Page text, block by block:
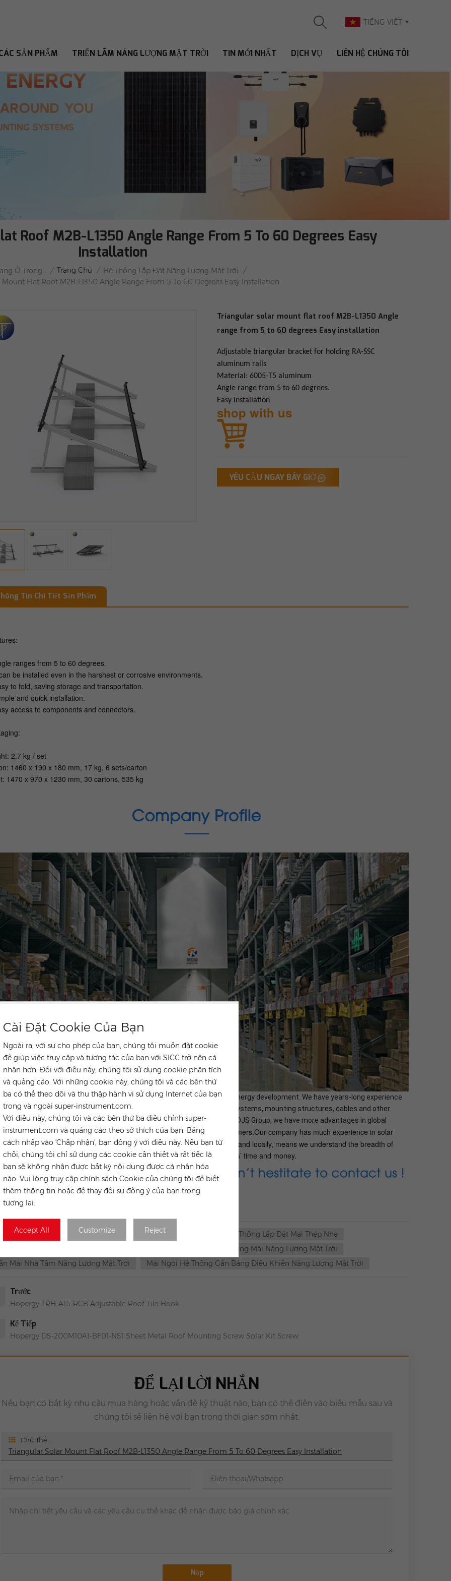
Cài Đặt Cookie Của Bạn
Ngoài ra, với sự cho phép của bạn, chúng tôi muốn đặt cookie
để giúp việc truy cập và tương tác của bạn với SICC trở nên cá
nhân hơn. Đối với điều này, chúng tôi sử dụng cookie phân tích
và quảng cáo. Với những cookie này, chúng tôi và các bên thứ
ba có thể theo dõi và thu thập hành vi sử dụng Internet của bạn
trong và ngoài super-instrument.com.
Với điều này, chúng tôi và các bên thứ ba điều chỉnh super-
instrument.com và quảng cáo theo sở thích của bạn. Bằng
cách nhấp vào 'Chấp nhận', bạn đồng ý với điều này. Nếu bạn từ
chối, chúng tôi chỉ sử dụng các cookie cần thiết và rất tiếc là
bạn sẽ không nhận được bất kỳ nội dung được cá nhân hóa
nào. Vui lòng truy cập chính sách Cookie của chúng tôi để biết
thêm thông tin hoặc để thay đổi sự đồng ý của bạn trong
tương lai.
Accept All Customize Reject
TIẾNG VIỆT
SẢN PHẨM TRIỂN LÃM NĂNG LƯỢNG MẶT TRỜI TIN MỚI NHẤT DỊCH VỤ LIÊN HỆ CHÚNG TÔI
Roof M2B-L1350 Angle Range From 5 To 60 Degrees Easy
Installation
Ở Trong : / Trang Chủ / Hệ Thống Lắp Đặt Năng Lượng Mặt Trời
/
Flat Roof M2B-L1350 Angle Range From 5 To 60 Degrees Easy Installation
Triangular solar mount flat roof M2B-L1350 Angle
range from 5 to 60 degrees Easy installation
Adjustable triangular bracket for holding RA-SSC
aluminum rails
Material: 6005-T5 aluminum
Angle range from 5 to 60 degrees.
Easy installation
shop with us
YÊU CẦU NGAY BÂY GIỜ
Tin Chi Tiết Sản Phẩm
ranges from 5 to 60 degrees.
be installed even in the harshest or corrosive environments.
to fold, saving storage and transportation.
and quick installation.
access to components and connectors.
2.7 kg / set
1460 x 190 x 180 mm, 17 kg, 6 sets/carton
1470 x 970 x 1230 mm, 30 cartons, 535 kg
Energy we are proud to play an important part in the global solar energy development. We have years-long experience
distribution and supply chain of solar panels, inverters, energy storage systems, mounting structures, cables and other
for photovoltaics. Utilizing the strength of our parent company - DJS Group, we have more advantages in global
supply chain, localized warehousing, technical service for global customers.Our company has much experience in solar
EPC,O&M and solar plants investment. Our expertise are both globally and locally, means we understand the breadth of
that solar installers face, from which we can help save the customers’ time and money.
NÓNG : Hệ Thống Lắp Đặt Mái Nhà Năng Lượng Mặt Trời
Hệ Thống Lắp Đặt Mái Thép Nhẹ
Khung Mái Năng Lượng Mặt Trời
Mái Nhà Tấm Năng Lượng Mặt Trời
Mái Ngói Hệ Thống Gắn Bảng Điều Khiển Năng Lượng Mặt Trời
Trước
Hopergy TRH-A15-RCB Adjustable Roof Tile Hook
Kế Tiếp
Hopergy DS-200M10A1-BF01-NS1 Sheet Metal Roof Mounting Screw Solar Kit Screw
ĐỂ LẠI LỜI NHẮN
Nếu bạn có bất kỳ nhu cầu mua hàng hoặc vấn đề kỹ thuật nào, bạn có thể điền vào biểu mẫu sau và
chúng tôi sẽ liên hệ với bạn trong thời gian sớm nhất.
Chủ Thể :
Triangular Solar Mount Flat Roof M2B-L1350 Angle Range From 5 To 60 Degrees Easy Installation
Nộp